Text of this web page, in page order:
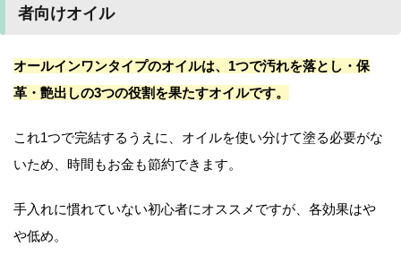
者向けオイル
オールインワンタイプのオイルは、1つで汚れを落とし・保
革・艶出しの3つの役割を果たすオイルです。
これ1つで完結するうえに、オイルを使い分けて塗る必要がな
いため、時間もお金も節約できます。
手入れに慣れていない初心者にオススメですが、各効果はや
や低め。